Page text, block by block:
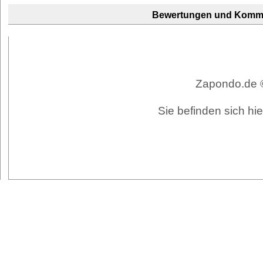
Bewertungen und
Zapondo.de
Sie befinden sich